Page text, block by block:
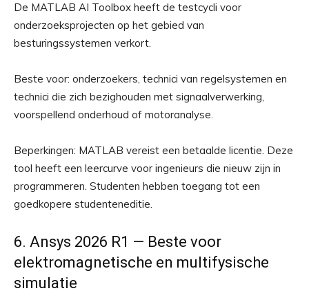
De MATLAB AI Toolbox heeft de testcycli voor
onderzoeksprojecten op het gebied van
besturingssystemen verkort.
Beste voor: onderzoekers, technici van regelsystemen en
technici die zich bezighouden met signaalverwerking,
voorspellend onderhoud of motoranalyse.
Beperkingen: MATLAB vereist een betaalde licentie. Deze
tool heeft een leercurve voor ingenieurs die nieuw zijn in
programmeren. Studenten hebben toegang tot een
goedkopere studenteneditie.
6. Ansys 2026 R1 — Beste voor
elektromagnetische en multifysische
simulatie